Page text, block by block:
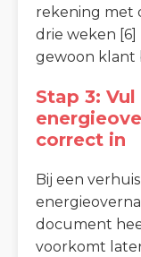
rekening met
drie weken [6]
gewoon klant
Stap 3:
correct in
Bij een
document
voorkomt